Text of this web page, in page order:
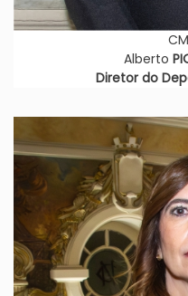
Alberto
Diretor do